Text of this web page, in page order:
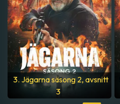
3. Jägarna säsong 2, avsnitt
3